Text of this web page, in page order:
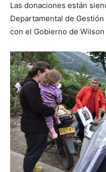
Las donaciones están
Departamental de
con el Gobierno de